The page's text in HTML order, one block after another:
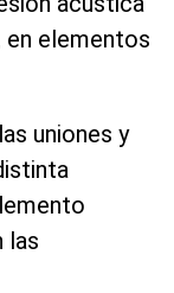
en elementos
uniones y
las